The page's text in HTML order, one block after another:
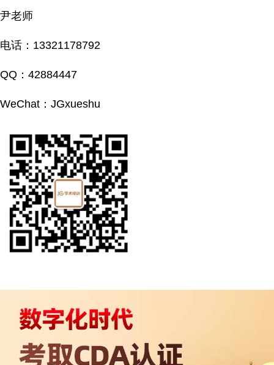
尹老师
电话：13321178792
QQ：42884447
WeChat：JGxueshu